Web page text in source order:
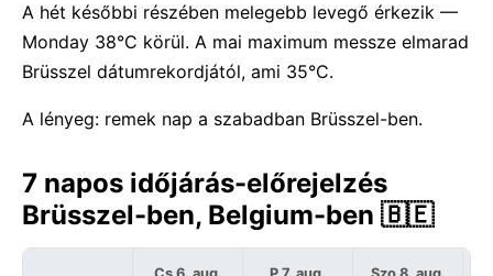
A hét későbbi részében melegebb levegő érkezik —
Monday 38°C körül. A mai maximum messze elmarad
Brüsszel dátumrekordjától, ami 35°C.
A lényeg: remek nap a szabadban Brüsszel-ben.
7 napos időjárás-előrejelzés
Brüsszel-ben, Belgium-ben 🇧🇪
Cs 6. aug. P 7. aug. Szo 8. aug.